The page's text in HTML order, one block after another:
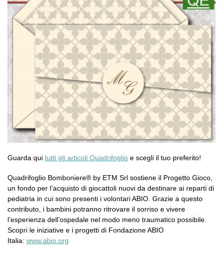
Guarda qui tutti gli articoli Quadrifoglio e scegli il tuo preferito!
Quadrifoglio Bomboniere® by ETM Srl sostiene il Progetto Gioco,
un fondo per l’acquisto di giocattoli nuovi da destinare ai reparti di
pediatria in cui sono presenti i volontari ABIO. Grazie a questo
contributo, i bambini potranno ritrovare il sorriso e vivere
l’esperienza dell’ospedale nel modo meno traumatico possibile.
Scopri le iniziative e i progetti di Fondazione ABIO
Italia: www.abio.org